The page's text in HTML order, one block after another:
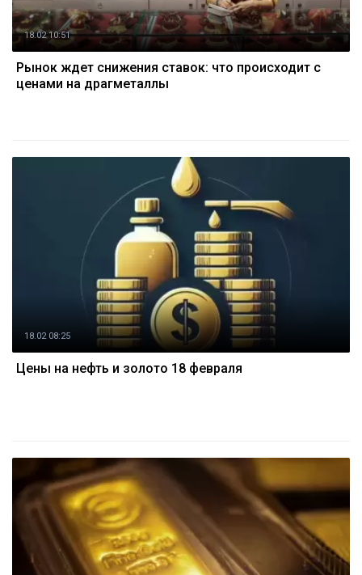
18.02 10:51
Рынок ждет снижения ставок: что происходит с
ценами на драгметаллы
18.02 08:25
Цены на нефть и золото 18 февраля